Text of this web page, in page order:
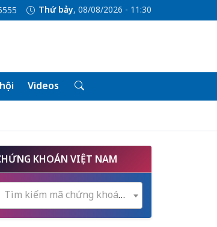
Thứ bảy, 08/08/2026 - 11:30
Videos
KHOÁN VIỆT NAM
Tìm kiếm mã chứng khoán...